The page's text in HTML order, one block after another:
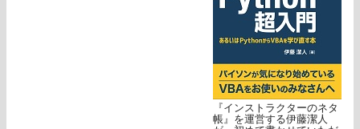
『インストラクターのネタ
帳』を運営する伊藤潔人